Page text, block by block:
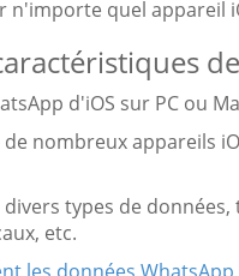
n'importe quel appareil
d'iOS sur PC ou
nombreux appareils
types de
etc.